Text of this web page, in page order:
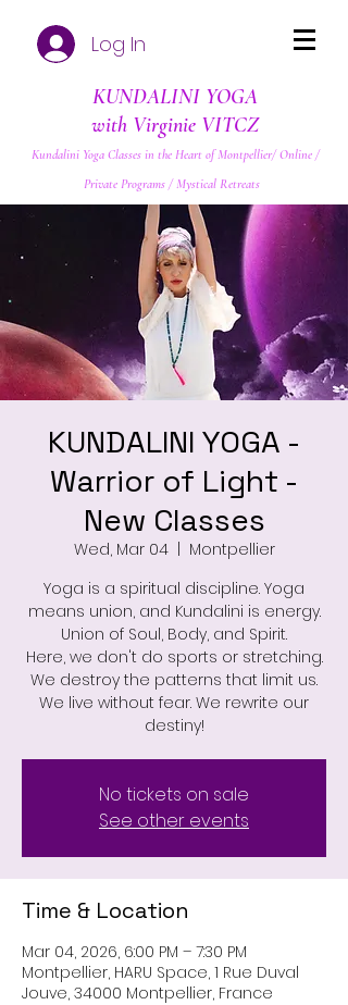
Log In
KUNDALINI YOGA
with Virginie VITCZ
Kundalini Yoga Classes in the Heart of Montpellier/ Online /
Private Programs / Mystical Retreats
KUNDALINI YOGA -
Warrior of Light -
New Classes
Wed, Mar 04
  |
Montpellier
Yoga is a spiritual discipline. Yoga
means union, and Kundalini is energy.
Union of Soul, Body, and Spirit.
Here, we don't do sports or stretching.
We destroy the patterns that limit us.
We live without fear. We rewrite our
destiny!
No tickets on sale
See other events
Time & Location
Mar 04, 2026, 6:00 PM – 7:30 PM
Montpellier, HARU Space, 1 Rue Duval
Jouve, 34000 Montpellier, France